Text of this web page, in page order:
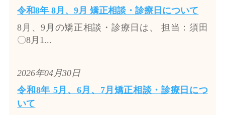
令和8年 8月、9月 矯正相談・診療日について
8月、9月の矯正相談・診療日は、 担当：須田
〇8月1...
2026年04月30日
令和8年 5月、6月、7月矯正相談・診療日につ
いて